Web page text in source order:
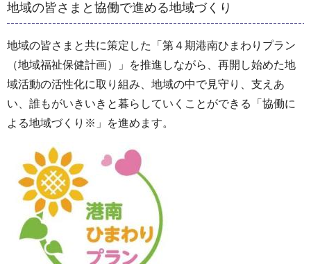
地域の皆さまと協働で進める地域づくり
地域の皆さまと共に策定した「第４期港南ひまわりプラン
（地域福祉保健計画）」を推進しながら、再開し始めた地
域活動の活性化に取り組み、地域の中で見守り、支えあ
い、誰もがいきいきと暮らしていくことができる「協働に
よる地域づくり※」を進めます。